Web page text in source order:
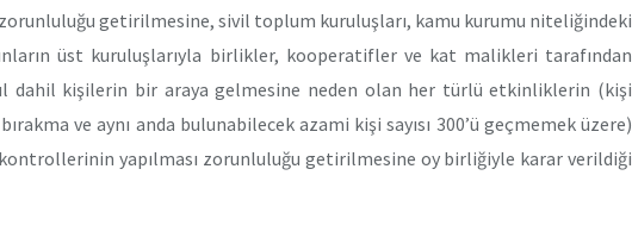
getirilmesine, sivil toplum kuruluşları, kamu kurumu niteliğindeki
üst kuruluşlarıyla birlikler, kooperatifler ve kat malikleri tarafından
dahil kişilerin bir araya gelmesine neden olan her türlü etkinliklerin (kişi
ve aynı anda bulunabilecek azami kişi sayısı 300’ü geçmemek üzere)
yapılması zorunluluğu getirilmesine oy birliğiyle karar verildiği